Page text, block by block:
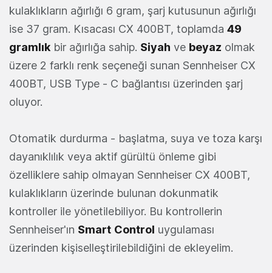
kulaklıkların ağırlığı 6 gram, şarj kutusunun ağırlığı
ise 37 gram. Kısacası CX 400BT, toplamda 49
gramlık bir ağırlığa sahip. Siyah ve beyaz olmak
üzere 2 farklı renk seçeneği sunan Sennheiser CX
400BT, USB Type - C bağlantısı üzerinden şarj
oluyor.
Otomatik durdurma - başlatma, suya ve toza karşı
dayanıklılık veya aktif gürültü önleme gibi
özelliklere sahip olmayan Sennheiser CX 400BT,
kulaklıkların üzerinde bulunan dokunmatik
kontroller ile yönetilebiliyor. Bu kontrollerin
Sennheiser'ın Smart Control uygulaması
üzerinden kişiselleştirilebildiğini de ekleyelim.